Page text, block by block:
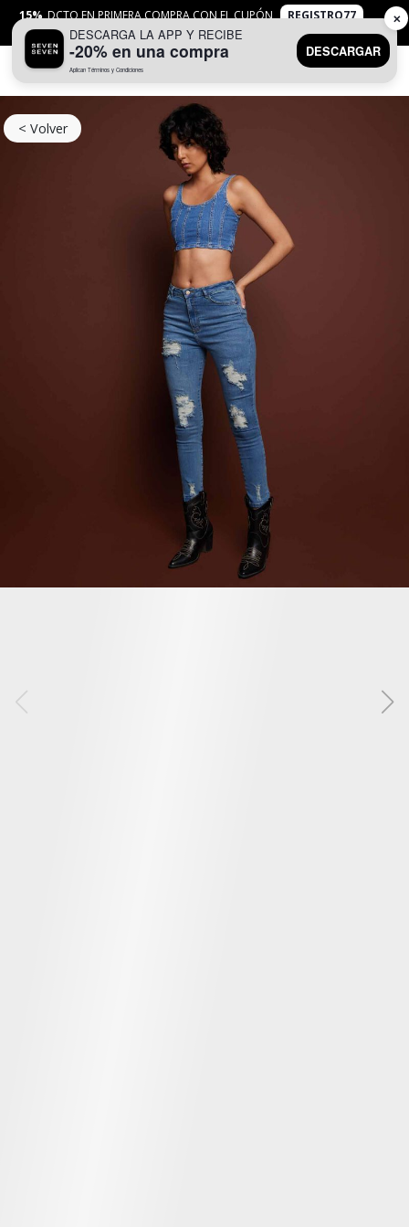
15% DCTO EN PRIMERA COMPRA CON EL CUPÓN
REGISTRO77
APLICANTYC
< Volver
DESCARGA LA APP Y RECIBE
-20% en una compra
Aplican Términos y Condiciones
DESCARGAR
✕